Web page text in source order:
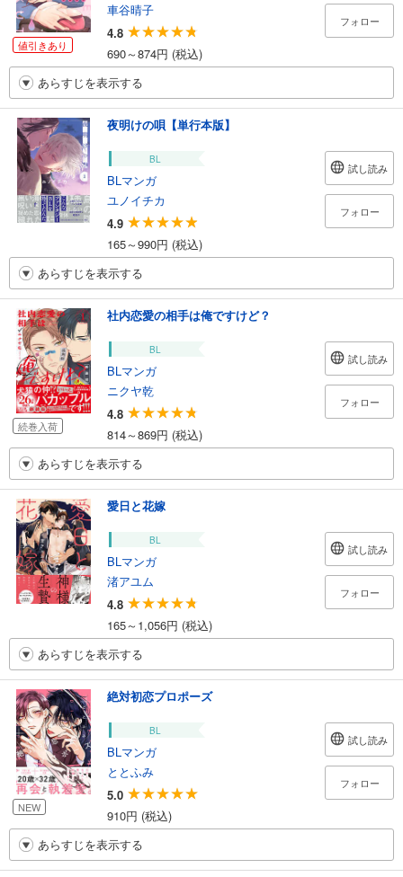
値引きあり
車谷晴子
4.8
690～874円 (税込)
フォロー
あらすじを表示する
夜明けの唄【単行本版】
BL
BLマンガ
ユノイチカ
4.9
165～990円 (税込)
試し読み
フォロー
あらすじを表示する
続巻入荷
社内恋愛の相手は俺ですけど？
BL
BLマンガ
ニクヤ乾
4.8
814～869円 (税込)
試し読み
フォロー
あらすじを表示する
愛日と花嫁
BL
BLマンガ
渚アユム
4.8
165～1,056円 (税込)
試し読み
フォロー
あらすじを表示する
NEW
絶対初恋プロポーズ
BL
BLマンガ
ととふみ
5.0
910円 (税込)
試し読み
フォロー
あらすじを表示する